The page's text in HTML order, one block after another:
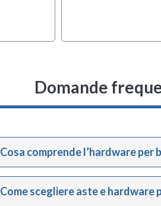
Domande
Cosa comprende l’hardware per
Come scegliere aste e hardware